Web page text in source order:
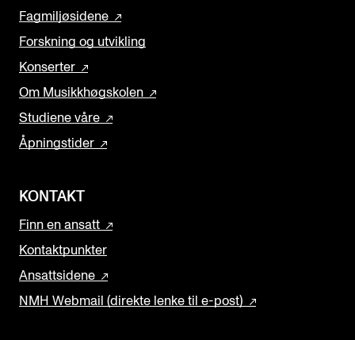
Fagmiljøsidene
Forskning og utvikling
Konserter
Om Musikkhøgskolen
Studiene våre
Åpningstider
KONTAKT
Finn en ansatt
Kontaktpunkter
Ansattsidene
NMH Webmail (direkte lenke til e-post)